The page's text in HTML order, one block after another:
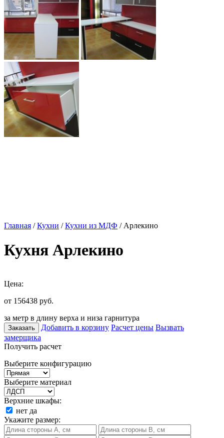
Главная /Кухни /Кухни из МДФ / Арлекино
Кухня Арлекино
Цена:
от 156438 руб.
за метр в длину верха и низа гарнитура
Заказать Добавить в корзину Расчет цены Вызвать
замерщика
Получить расчет
Выберите конфигурацию
Выберите материал
Верхние шкафы:
нет да
Укажите размер: